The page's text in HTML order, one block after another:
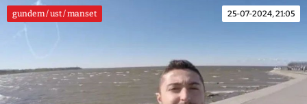
gundem / ust / manset 25-07-2024, 21:05